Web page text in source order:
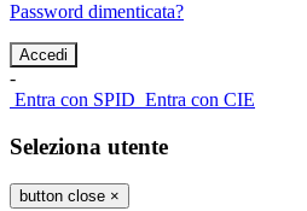
Password dimenticata?
-
Entra con SPID Entra con CIE
Seleziona utente
button close ×